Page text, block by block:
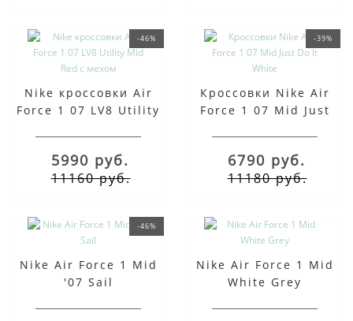
-46%
Nike кроссовки Air
Force 1 07 LV8 Utility
5990 руб.
11160 руб.
-39%
Кроссовки Nike Air
Force 1 07 Mid Just
6790 руб.
11180 руб.
-46%
Nike Air Force 1 Mid
'07 Sail
Nike Air Force 1 Mid
White Grey